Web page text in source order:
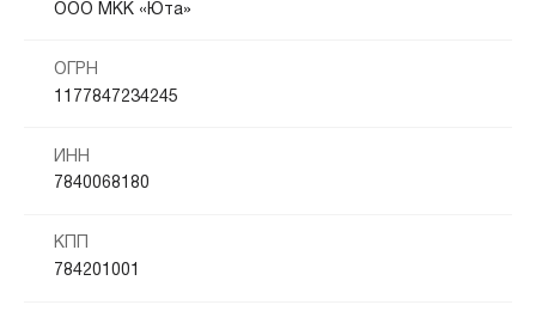
ООО МКК «Юта»
ОГРН
1177847234245
ИНН
7840068180
КПП
784201001